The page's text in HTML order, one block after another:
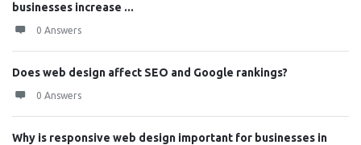
businesses increase ...
0 Answers
Does web design affect SEO and Google rankings?
0 Answers
Why is responsive web design important for businesses in